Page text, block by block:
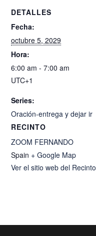
DETALLES
Fecha:
octubre 5, 2029
Hora:
6:00 am - 7:00 am
UTC+1
Series:
Oración-entrega y dejar ir
RECINTO
ZOOM FERNANDO
Spain + Google Map
Ver el sitio web del Recinto